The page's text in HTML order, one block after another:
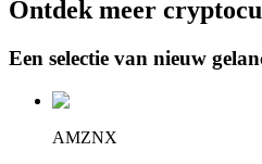
BTR-vergrendelingen
Exclusieve beleggingen voor
Ontdek meer
Een selectie van nieuw
AMZNX